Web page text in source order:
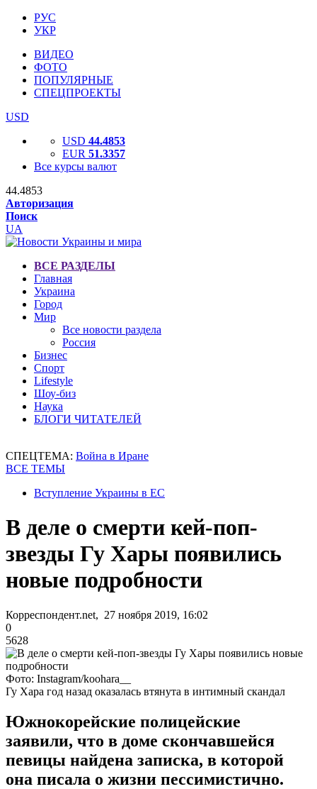
РУС
УКР
ВИДЕО
ФОТО
ПОПУЛЯРНЫЕ
СПЕЦПРОЕКТЫ
USD
USD 44.4853
EUR 51.3357
Все курсы валют
44.4853
Авторизация
Поиск
UA
ВСЕ РАЗДЕЛЫ
Главная
Украина
Город
Мир
Все новости раздела
Россия
Бизнес
Спорт
Lifestyle
Шоу-биз
Наука
БЛОГИ ЧИТАТЕЛЕЙ
СПЕЦТЕМА: Война в Иране
ВСЕ ТЕМЫ
Вступление Украины в ЕС
В деле о смерти кей-поп-
звезды Гу Хары появились
новые подробности
Корреспондент.net, 27 ноября 2019, 16:02
0
5628
Фото: Instagram/koohara__
Гу Хара год назад оказалась втянута в интимный скандал
Южнокорейские полицейские
заявили, что в доме скончавшейся
певицы найдена записка, в которой
она писала о жизни пессимистично.